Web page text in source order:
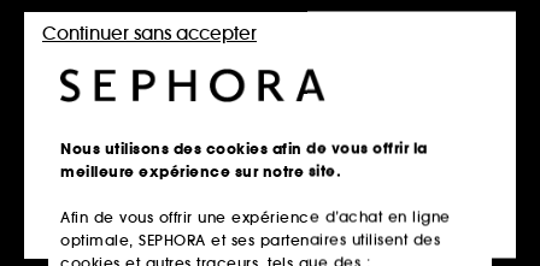
MAISON FRANCIS
KURKDJIAN
Baccarat Rouge 540
MAISON FRANCIS
KURKDJIAN
OUD satin mood
Nous utilisons des cookies afin de vous offrir la
meilleure expérience sur notre site.
Afin de vous offrir une expérience d’achat en ligne
optimale, SEPHORA et ses partenaires utilisent des
cookies et autres traceurs, tels que des :
Continuer sans accepter